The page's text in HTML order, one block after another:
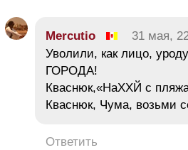
Mercutio 31 мая,
Уволили, как лицо,
ГОРОДА!
Кваснюк,«НаХХЙ с
Кваснюк, Чума, возьми
Ответить